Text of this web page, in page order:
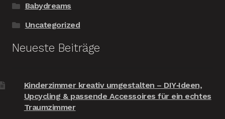
Babydreams
Uncategorized
Neueste Beiträge
Kinderzimmer kreativ umgestalten – DIY‑Ideen,
Upcycling & passende Accessoires für ein echtes
Traumzimmer